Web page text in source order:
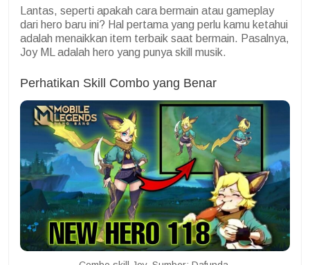
Lantas, seperti apakah cara bermain atau gameplay
dari hero baru ini? Hal pertama yang perlu kamu ketahui
adalah menaikkan item terbaik saat bermain. Pasalnya,
Joy ML adalah hero yang punya skill musik.
Perhatikan Skill Combo yang Benar